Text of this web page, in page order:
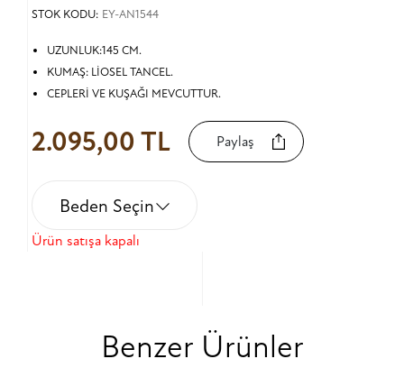
STOK KODU: EY-AN1544
UZUNLUK:145 CM.
KUMAŞ: LİOSEL TANCEL.
CEPLERİ VE KUŞAĞI MEVCUTTUR.
2.095,00 TL Paylaş
Beden Seçin
Ürün satışa kapalı
Benzer Ürünler